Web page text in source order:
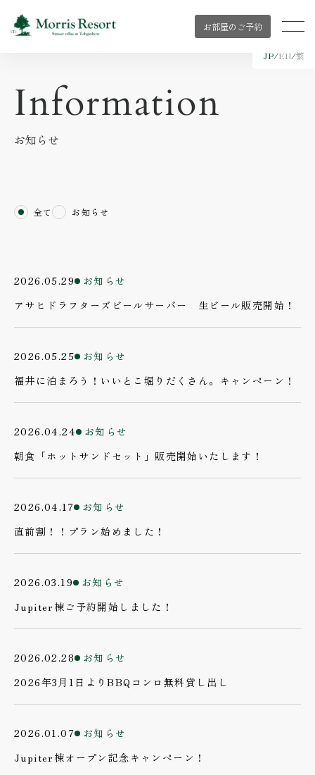
お部屋のご予約
JP/EN/繁
Information
お知らせ
全て お知らせ
2026.05.29
お知らせ
アサヒドラフターズビールサーバー 生ビール販売開始！
2026.05.25
お知らせ
福井に泊まろう！いいとこ堀りだくさん。キャンペーン！
2026.04.24
お知らせ
朝食「ホットサンドセット」販売開始いたします！
2026.04.17
お知らせ
直前割！！プラン始めました！
2026.03.19
お知らせ
Jupiter棟ご予約開始しました！
2026.02.28
お知らせ
2026年3月1日よりBBQコンロ無料貸し出し
2026.01.07
お知らせ
Jupiter棟オープン記念キャンペーン！